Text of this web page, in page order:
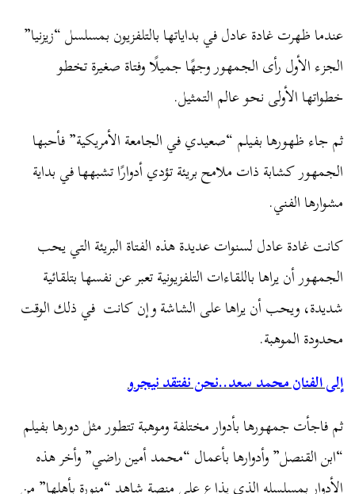
عندما ظهرت غادة عادل في بداياتها بالتلفزيون بمسلسل “زيزنيا”
الجزء الأول رأى الجمهور وجهًا جميلًا وفتاة صغيرة تخطو
خطواتها الأولى نحو عالم التمثيل.
ثم جاء ظهورها بفيلم “صعيدي في الجامعة الأمريكية” فأحبها
الجمهور كشابة ذات ملامح بريئة تؤدي أدوارًا تشبهها في بداية
مشوارها الفني.
كانت غادة عادل لسنوات عديدة هذه الفتاة البريئة التي يحب
الجمهور أن يراها باللقاءات التلفزيونية تعبر عن نفسها بتلقائية
شديدة، ويحب أن يراها على الشاشة وإن كانت في ذلك الوقت
محدودة الموهبة.
إلى الفنان محمد سعد..نحن نفتقد نيجرو
ثم فاجأت جمهورها بأدوار مختلفة وموهبة تتطور مثل دورها بفيلم
“ابن القنصل” وأدوارها بأعمال “محمد أمين راضي” وأخر هذه
الأدوار بمسلسله الذي يذاع على منصة شاهد “منورة بأهلها” من